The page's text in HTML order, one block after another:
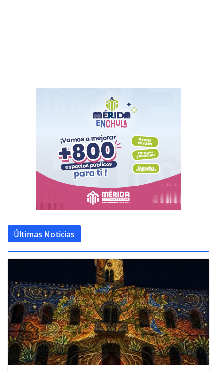
Últimas Noticias